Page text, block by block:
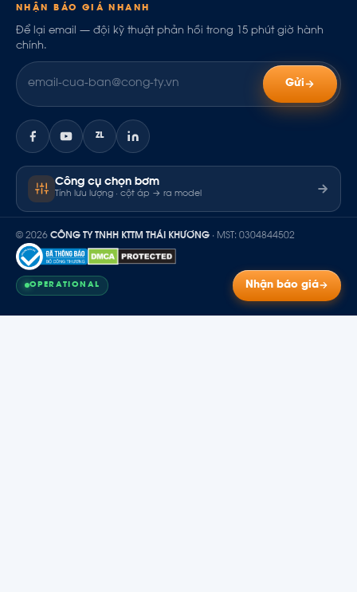
NHẬN BÁO GIÁ NHANH
Để lại email — đội kỹ thuật phản hồi trong 15 phút giờ hành
chính.
Gửi
ZL
Công cụ chọn bơm
Tính lưu lượng · cột áp → ra model
© 2026 CÔNG TY TNHH KTTM THÁI KHƯƠNG · MST: 0304844502
OPERATIONAL Nhận báo giá